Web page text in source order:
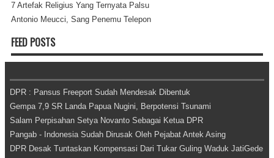
7 Artefak Religius Yang Ternyata Palsu
Antonio Meucci, Sang Penemu Telepon
FEED POSTS
DPR : Pansus Freeport Sudah Mendesak Dibentuk
Gempa 7,9 SR Landa Papua Nugini, Berpotensi Tsunami
Salam Perpisahan Setya Novanto Sebagai Ketua DPR
Pangab - Indonesia Sudah Dirusak Oleh Pejabat Antek Asing
DPR Desak Tuntaskan Kompensasi Dari Tukar Guling Waduk JatiGede